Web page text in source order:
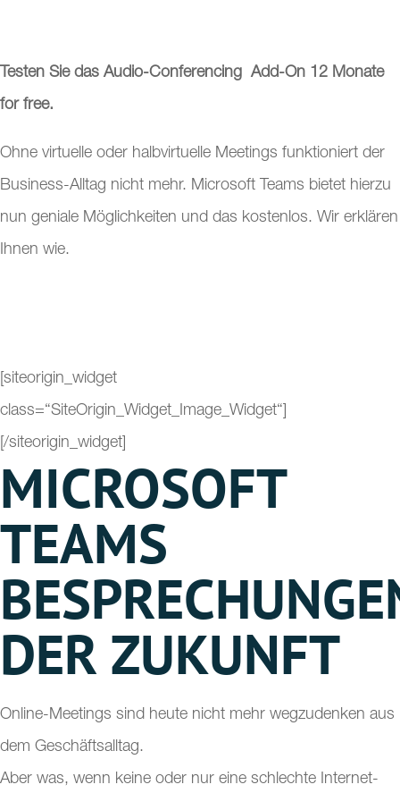
Testen Sie das Audio-Conferencing Add-On 12 Monate
for free.
Ohne virtuelle oder halbvirtuelle Meetings funktioniert der
Business-Alltag nicht mehr. Microsoft Teams bietet hierzu
nun geniale Möglichkeiten und das kostenlos. Wir erklären
Ihnen wie.
[siteorigin_widget
class=“SiteOrigin_Widget_Image_Widget“]
[/siteorigin_widget]
MICROSOFT
TEAMS
DER ZUKUNFT
Online-Meetings sind heute nicht mehr wegzudenken aus
dem Geschäftsalltag.
Aber was, wenn keine oder nur eine schlechte Internet-